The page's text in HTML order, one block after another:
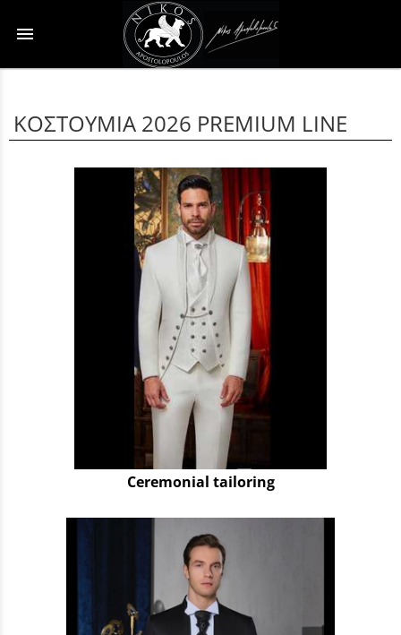
menu
ΚΟΣΤΟΥΜΙΑ 2026 PREMIUM LINE
Ceremonial tailoring